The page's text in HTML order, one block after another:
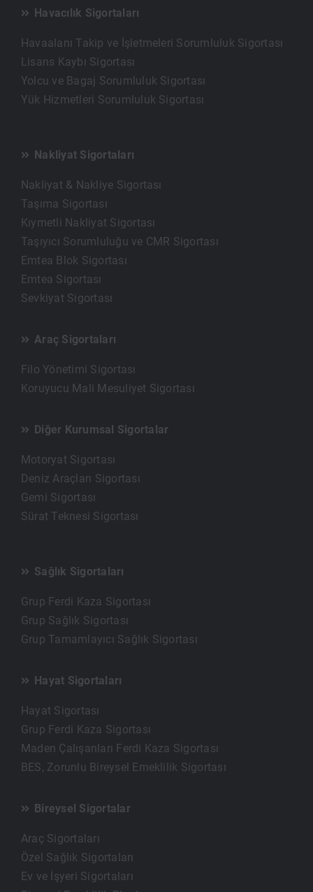
Havacılık Sigortaları
Havaalanı Takip ve İşletmeleri Sorumluluk Sigortası
Lisans Kaybı Sigortası
Yolcu ve Bagaj Sorumluluk Sigortası
Yük Hizmetleri Sorumluluk Sigortası
Nakliyat Sigortaları
Nakliyat & Nakliye Sigortası
Taşıma Sigortası
Kıymetli Nakliyat Sigortası
Taşıyıcı Sorumluluğu ve CMR Sigortası
Emtea Blok Sigortası
Emtea Sigortası
Sevkiyat Sigortası
Araç Sigortaları
Filo Yönetimi Sigortası
Koruyucu Mali Mesuliyet Sigortası
Diğer Kurumsal Sigortalar
Motoryat Sigortası
Deniz Araçları Sigortası
Gemi Sigortası
Sürat Teknesi Sigortası
Sağlık Sigortaları
Grup Ferdi Kaza Sigortası
Grup Sağlık Sigortası
Grup Tamamlayıcı Sağlık Sigortası
Hayat Sigortaları
Hayat Sigortası
Grup Ferdi Kaza Sigortası
Maden Çalışanları Ferdi Kaza Sigortası
BES, Zorunlu Bireysel Emeklilik Sigortası
Bireysel Sigortalar
Araç Sigortaları
Özel Sağlık Sigortaları
Ev ve İşyeri Sigortaları